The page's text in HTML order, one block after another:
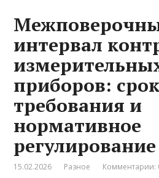
интервал
приборов:
требования и
нормативное
регулирование
15.02.2026 Разное Комментарии: